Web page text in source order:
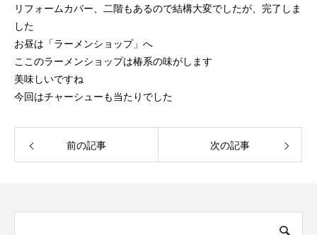
リフォームカバー、二階もあるので結構大変でしたが、完了しま
した
お昼は「ラーメンショップ」へ
ここのラーメンショップは椿系の味がします
美味しいですね
今回はチャーシューも当たりでした
前の記事 次の記事